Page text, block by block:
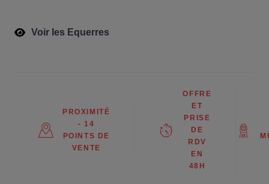
Voir les Equerres
PROXIMITÉ
- 14
POINTS DE
VENTE
OFFRE
ET
PRISE
DE
RDV
EN
48H